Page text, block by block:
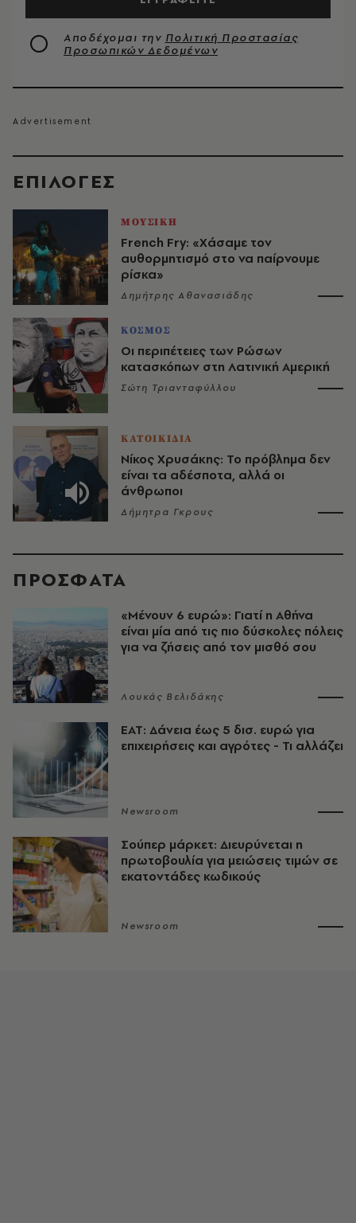
EΠΙΛΟΓΈΣ
ΜΟΥΣΙΚΗ
French Fry: «Χάσαμε τον
αυθορμητισμό στο να παίρνουμε
ρίσκα»
Δημήτρης Αθανασιάδης
ΚΟΣΜΟΣ
Οι περιπέτειες των Ρώσων
κατασκόπων στη Λατινική Αμερική
Σώτη Τριανταφύλλου
ΚΑΤΟΙΚΙΔΙΑ
Νίκος Χρυσάκης: Το πρόβλημα δεν
είναι τα αδέσποτα, αλλά οι
άνθρωποι
Δήμητρα Γκρους
Αποδέχομαι την Πολιτική Προστασίας
Προσωπικών Δεδομένων
ΠΡΟΣΦΑΤΑ
«Μένουν 6 ευρώ»: Γιατί η Αθήνα
είναι μία από τις πιο δύσκολες πόλεις
για να ζήσεις από τον μισθό σου
Λουκάς Βελιδάκης
ΕΑΤ: Δάνεια έως 5 δισ. ευρώ για
επιχειρήσεις και αγρότες - Τι αλλάζει
Newsroom
Σούπερ μάρκετ: Διευρύνεται η
πρωτοβουλία για μειώσεις τιμών σε
εκατοντάδες κωδικούς
Newsroom